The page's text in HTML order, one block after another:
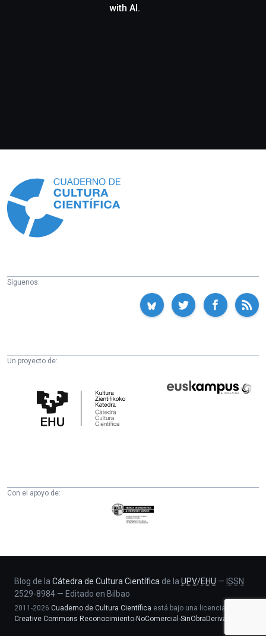
with AI.
Síguenos:
Un proyecto de:
Cultura
Científica
Fundazioa
Con el apoyo de:
Eusko
Jaurlaritza
eta
Berrikuntza
saila
Blog de la Cátedra de Cultura Científica de la UPV/EHU — ISSN
2529-8984 — Editado en Bilbao
2011-2026 Cuaderno de Cultura Científica está bajo una licencia
Creative Commons Reconocimiento-NoComercial-SinObraDerivada 4.0